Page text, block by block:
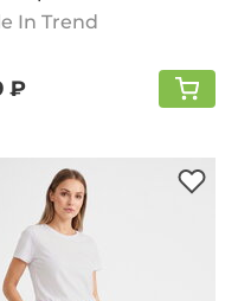
синий
In Trend
₽